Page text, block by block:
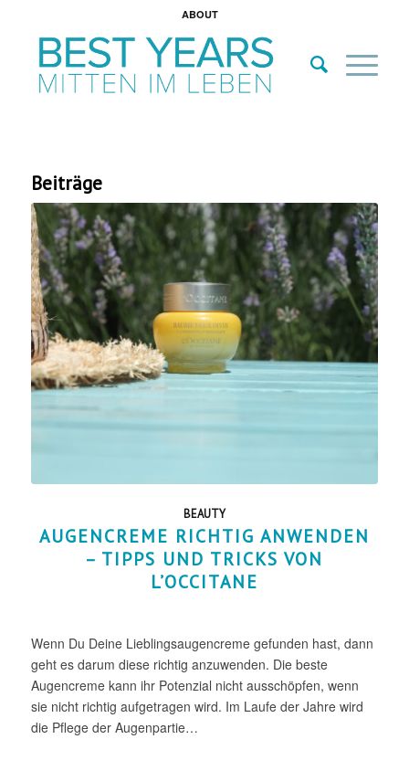
ABOUT
Beiträge
BEAUTY
AUGENCREME RICHTIG ANWENDEN
– TIPPS UND TRICKS VON
L’OCCITANE
Wenn Du Deine Lieblingsaugencreme gefunden hast, dann
geht es darum diese richtig anzuwenden. Die beste
Augencreme kann ihr Potenzial nicht ausschöpfen, wenn
sie nicht richtig aufgetragen wird. Im Laufe der Jahre wird
die Pflege der Augenpartie…